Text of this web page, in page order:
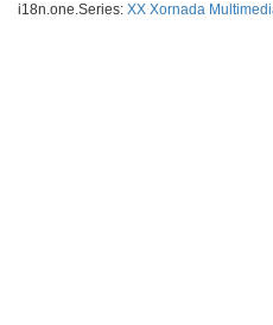
i18n.one.Series: XX Xornada